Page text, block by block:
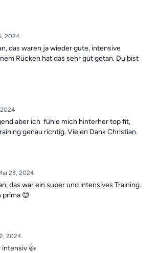
2024
das waren ja wieder gute, intensive
Rücken hat das sehr gut getan. Du bist
aber ich fühle mich hinterher top fit,
genau richtig. Vielen Dank Christian.
23, 2024
das war ein super und intensives Training.
prima 😊
2024
intensiv 👍